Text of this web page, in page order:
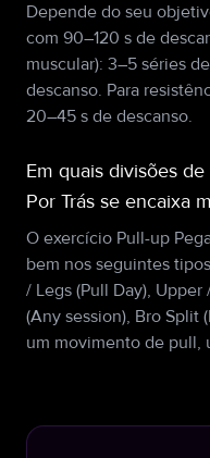
Depende do seu
com 90–120 s de
muscular): 3–5 séries
descanso. Para
20–45 s de descanso.
Em quais divisões
Por Trás se encaixa
O exercício Pull-up
bem nos seguintes
/ Legs (Pull Day),
(Any session), Bro Split
um movimento de pull,